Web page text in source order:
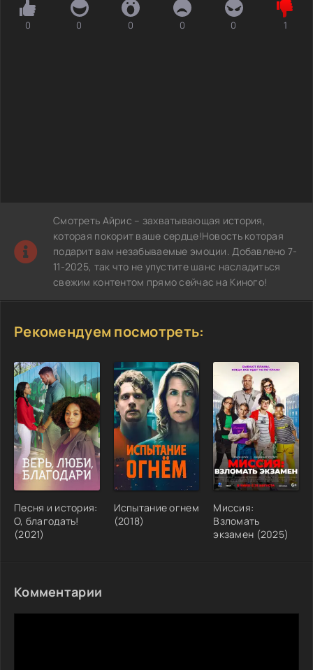
0 0 0 0 0 1
Смотреть Айрис – захватывающая история,
которая покорит ваше сердце!Новость которая
подарит вам незабываемые эмоции. Добавлено 7-
11-2025, так что не упустите шанс насладиться
свежим контентом прямо сейчас на Киного!
Рекомендуем посмотреть:
Песня и история:
О, благодать!
(2021)
Испытание огнем
(2018)
Миссия:
Взломать
экзамен (2025)
Комментарии